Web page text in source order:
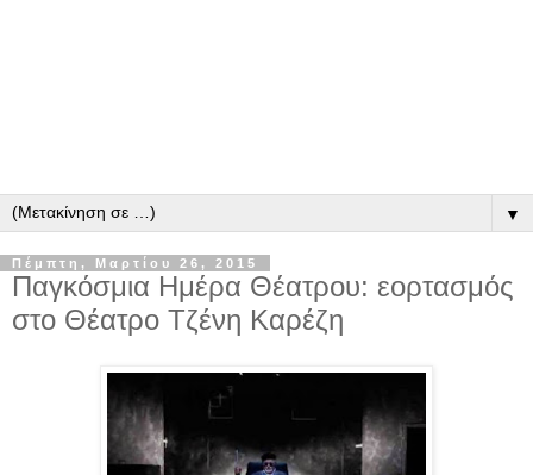
▼
Πέμπτη, Μαρτίου 26, 2015
Παγκόσμια Ημέρα Θέατρου: εορτασμός
στο Θέατρο Τζένη Καρέζη